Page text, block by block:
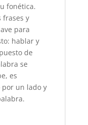
fonética.
frases y
para
hablar y
de
se
es
un lado y